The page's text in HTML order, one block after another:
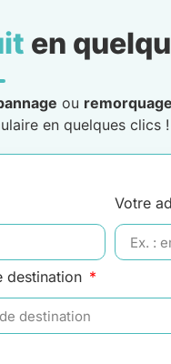
en
ou remorquage
en quelques clics !
Votre
destination